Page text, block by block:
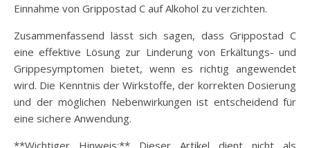
Einnahme von Grippostad C auf Alkohol zu verzichten.
Zusammenfassend lässt sich sagen, dass Grippostad C
eine effektive Lösung zur Linderung von Erkältungs- und
Grippesymptomen bietet, wenn es richtig angewendet
wird. Die Kenntnis der Wirkstoffe, der korrekten Dosierung
und der möglichen Nebenwirkungen ist entscheidend für
eine sichere Anwendung.
**Wichtiger Hinweis:** Dieser Artikel dient nicht als